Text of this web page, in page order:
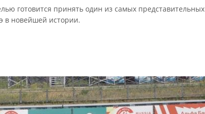
готовится принять один из самых представительных
в новейшей истории.